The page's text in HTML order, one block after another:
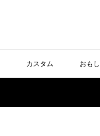
カスタム おも